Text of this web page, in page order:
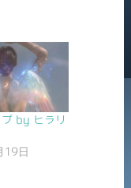
by ヒラリ
19日